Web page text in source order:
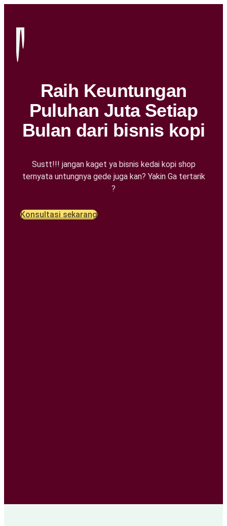
Raih Keuntungan
Puluhan Juta Setiap
Bulan dari bisnis kopi
Sustt!!! jangan kaget ya bisnis kedai kopi shop
ternyata untungnya gede juga kan? Yakin Ga tertarik
?
Konsultasi sekarang